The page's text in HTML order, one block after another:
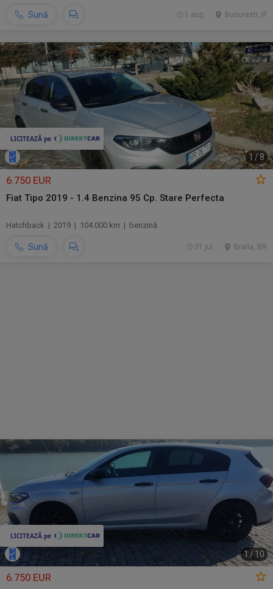
Sună Bucuresti, IF
1 aug.
1 /8
6.750 EUR
Fiat Tipo 2019 - 1.4 Benzina 95 Cp. Stare Perfecta
Hatchback | 2019 | 104.000 km | benzină
Sună Braila, BR
31 jul.
1 /10
6.750 EUR